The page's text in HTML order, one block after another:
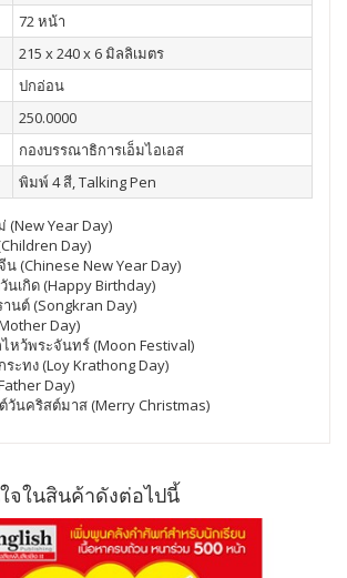
72 หน้า
215 x 240 x 6 มิลลิเมตร
ปกอ่อน
250.0000
กองบรรณาธิการเอ็มไอเอส
พิมพ์ 4 สี, Talking Pen
(New Year Day)
Day)
(Chinese New Year Day)
เกิด (Happy Birthday)
นต์ (Songkran Day)
Day)
หว้พระจันทร์ (Moon Festival)
ะทง (Loy Krathong Day)
Day)
นคริสต์มาส (Merry Christmas)
จในสินค้าดังต่อไปนี้